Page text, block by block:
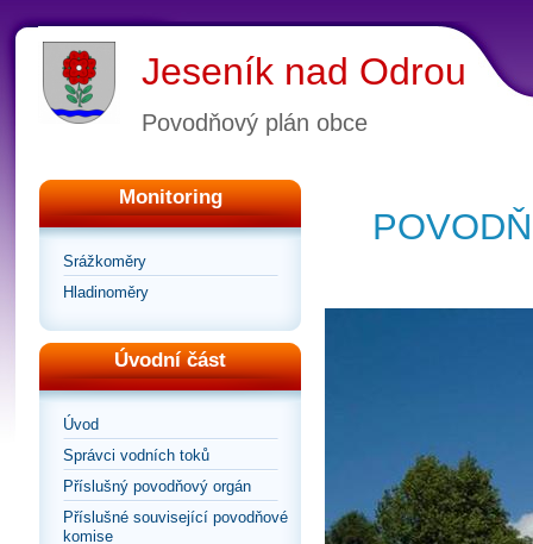
Jeseník nad Odrou
Povodňový plán obce
Monitoring
Srážkoměry
Hladinoměry
Úvodní část
Úvod
Správci vodních toků
Příslušný povodňový orgán
Příslušné související povodňové
komise